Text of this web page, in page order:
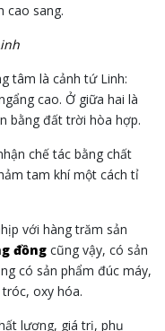
cao sang.
tâm là cảnh tứ Linh:
cao. Ở giữa hai là
bằng đất trời hòa hợp.
chế tác bằng chất
tam khí một cách tỉ
với hàng trăm sản
đồng cũng vậy, có sản
có sản phẩm đúc máy,
oxy hóa.
lượng, giá trị, phụ